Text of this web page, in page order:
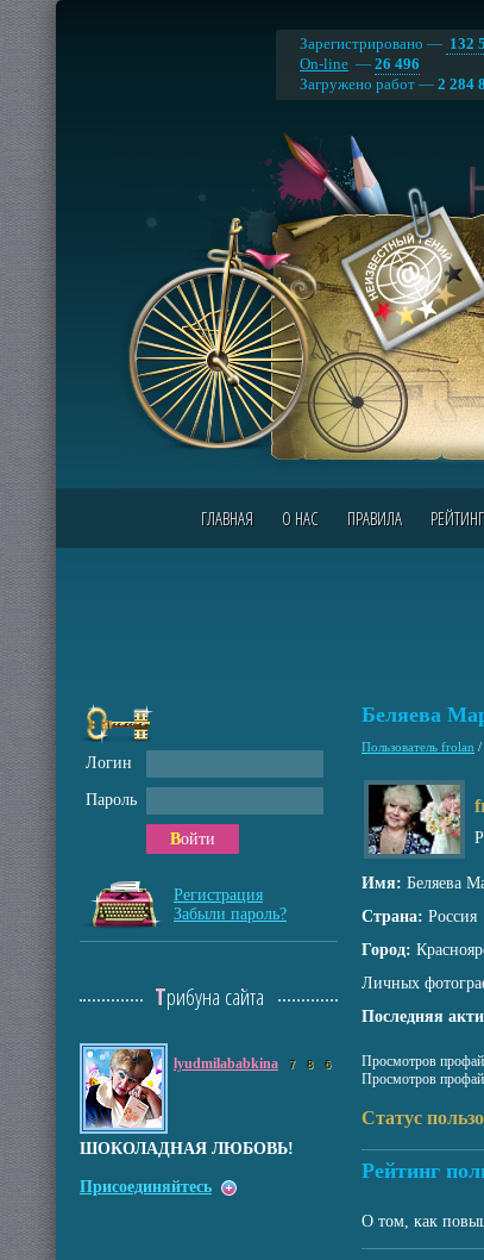
Зарегистрировано — 132
On-line — 26 496
Загружено работ — 2 284
ГЛАВНАЯ О НАС ПРАВИЛА
Беляева
Пользователь frolan /
Имя: Беляева
Страна: Россия
Город:
Личных
Последняя
Просмотров
Просмотров
Статус
Рейтинг
О том, как
Логин
Пароль
Войти
Регистрация
Забыли пароль?
Трибуна сайта
lyudmilababkina 7 8 6
ШОКОЛАДНАЯ ЛЮБОВЬ!
Присоединяйтесь